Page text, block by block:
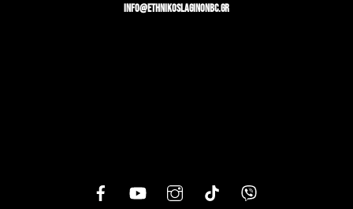
info@ethnikoslaginonbc.gr